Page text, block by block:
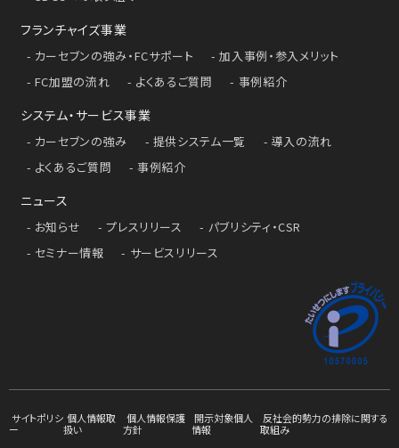
フランチャイズ事業
カーセブンの強み・FCサポート
加入事例・参入メリット
FC加盟の流れ
よくあるご質問 事例紹介
システム・サービス事業
カーセブンの強み 提供システム一覧
導入の流れ
よくあるご質問
事例紹介
ニュース
お知らせ プレスリリース
パブリシティ・CSR
セミナー情報
サービスリリース
サイトポリシ
ー
個人情報取
扱い
個人情報保護
方針
開示対象個人
情報
反社会的勢力の排除に関する
取組み